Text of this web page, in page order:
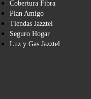
Cobertura Fibra
Plan Amigo
Tiendas Jazztel
Seguro Hogar
Luz y Gas Jazztel